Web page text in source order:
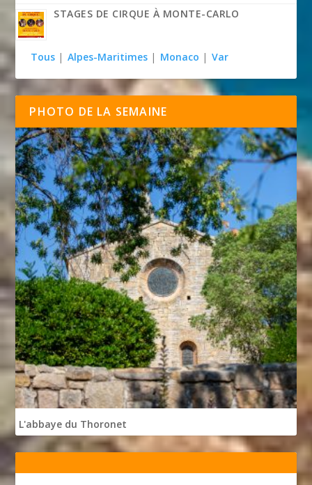
STAGES DE CIRQUE À MONTE-CARLO
Tous | Alpes-Maritimes | Monaco | Var
PHOTO DE LA SEMAINE
L'abbaye du Thoronet